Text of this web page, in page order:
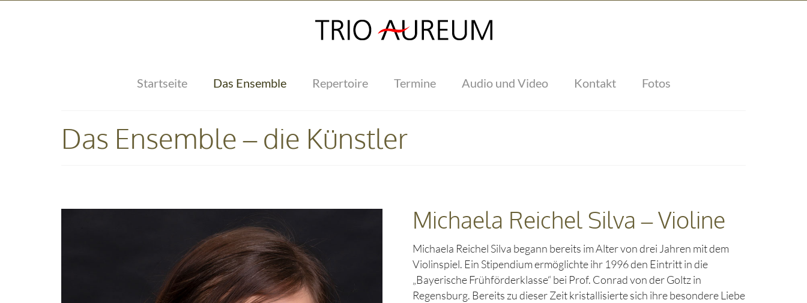
Startseite Das Ensemble Repertoire Termine Audio und Video Kontakt Fotos
Das Ensemble – die Künstler
Michaela Reichel Silva – Violine
Michaela Reichel Silva begann bereits im Alter von drei Jahren mit dem
Violinspiel. Ein Stipendium ermöglichte ihr 1996 den Eintritt in die
„Bayerische Frühförderklasse“ bei Prof. Conrad von der Goltz in
Regensburg. Bereits zu dieser Zeit kristallisierte sich ihre besondere Liebe